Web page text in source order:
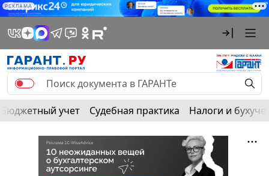
РЕКЛАМА
Бюджетный учет Судебная практика Налоги и